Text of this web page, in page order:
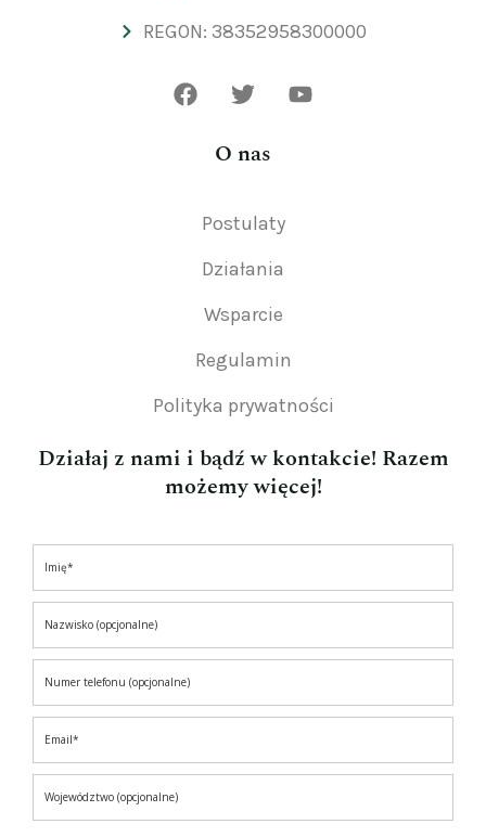
REGON: 38352958300000
O nas
Postulaty
Działania
Wsparcie
Regulamin
Polityka prywatności
Działaj z nami i bądź w kontakcie! Razem
możemy więcej!